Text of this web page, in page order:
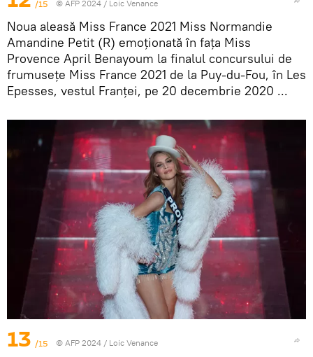
/15 © AFP 2024 / Loic Venance
Noua aleasă Miss France 2021 Miss Normandie
Amandine Petit (R) emoționată în fața Miss
Provence April Benayoum la finalul concursului de
frumusețe Miss France 2021 de la Puy-du-Fou, în Les
Epesses, vestul Franței, pe 20 decembrie 2020 ...
13 /15 © AFP 2024 / Loic Venance